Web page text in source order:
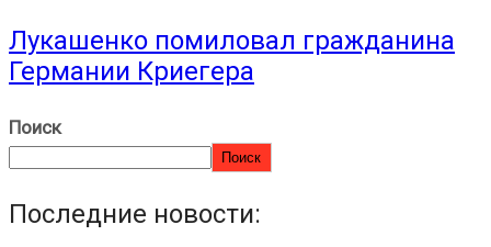
Лукашенко помиловал гражданина
Германии Криегера
Поиск
Поиск
Последние новости: